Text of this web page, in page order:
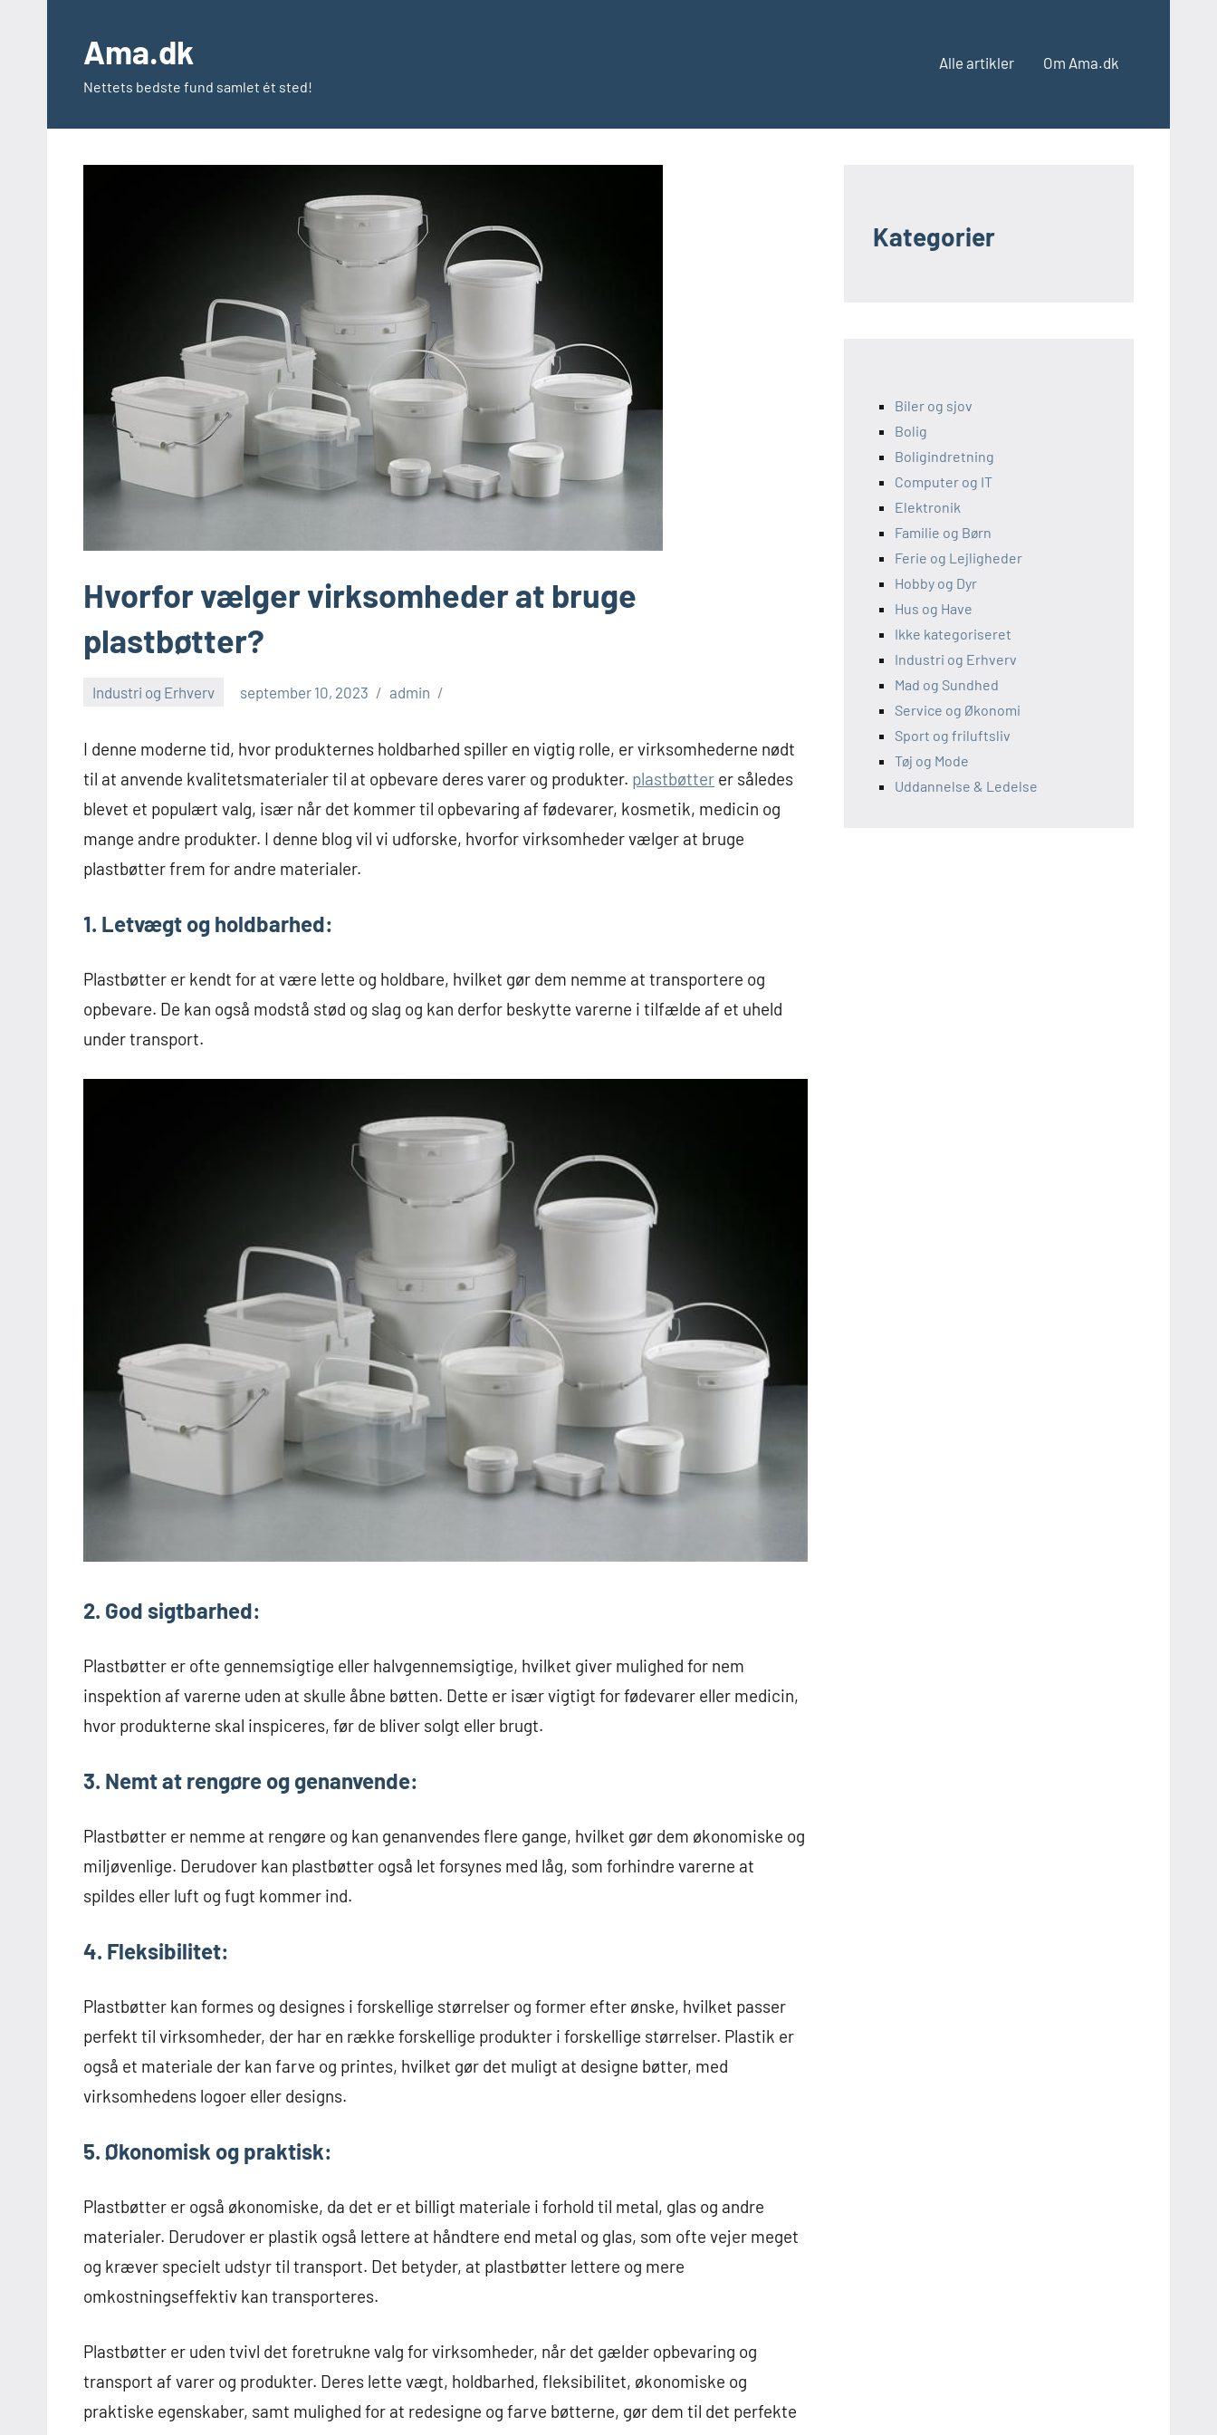
indholdAma.dk
Nettets bedste fund samlet ét sted!
Alle artikler Om Ama.dk
Hvorfor vælger virksomheder at bruge
plastbøtter?
Industri og Erhverv september 10, 2023 admin
I denne moderne tid, hvor produkternes holdbarhed spiller en vigtig rolle, er virksomhederne nødt
til at anvende kvalitetsmaterialer til at opbevare deres varer og produkter. plastbøtter er således
blevet et populært valg, især når det kommer til opbevaring af fødevarer, kosmetik, medicin og
mange andre produkter. I denne blog vil vi udforske, hvorfor virksomheder vælger at bruge
plastbøtter frem for andre materialer.
1. Letvægt og holdbarhed:
Plastbøtter er kendt for at være lette og holdbare, hvilket gør dem nemme at transportere og
opbevare. De kan også modstå stød og slag og kan derfor beskytte varerne i tilfælde af et uheld
under transport.
2. God sigtbarhed:
Plastbøtter er ofte gennemsigtige eller halvgennemsigtige, hvilket giver mulighed for nem
inspektion af varerne uden at skulle åbne bøtten. Dette er især vigtigt for fødevarer eller medicin,
hvor produkterne skal inspiceres, før de bliver solgt eller brugt.
3. Nemt at rengøre og genanvende:
Plastbøtter er nemme at rengøre og kan genanvendes flere gange, hvilket gør dem økonomiske og
miljøvenlige. Derudover kan plastbøtter også let forsynes med låg, som forhindre varerne at
spildes eller luft og fugt kommer ind.
4. Fleksibilitet:
Plastbøtter kan formes og designes i forskellige størrelser og former efter ønske, hvilket passer
perfekt til virksomheder, der har en række forskellige produkter i forskellige størrelser. Plastik er
også et materiale der kan farve og printes, hvilket gør det muligt at designe bøtter, med
virksomhedens logoer eller designs.
5. Økonomisk og praktisk:
Plastbøtter er også økonomiske, da det er et billigt materiale i forhold til metal, glas og andre
materialer. Derudover er plastik også lettere at håndtere end metal og glas, som ofte vejer meget
og kræver specielt udstyr til transport. Det betyder, at plastbøtter lettere og mere
omkostningseffektiv kan transporteres.
Plastbøtter er uden tvivl det foretrukne valg for virksomheder, når det gælder opbevaring og
transport af varer og produkter. Deres lette vægt, holdbarhed, fleksibilitet, økonomiske og
praktiske egenskaber, samt mulighed for at redesigne og farve bøtterne, gør dem til det perfekte
Kategorier
Biler og sjov
Bolig
Boligindretning
Computer og IT
Elektronik
Familie og Børn
Ferie og Lejligheder
Hobby og Dyr
Hus og Have
Ikke kategoriseret
Industri og Erhverv
Mad og Sundhed
Service og Økonomi
Sport og friluftsliv
Tøj og Mode
Uddannelse & Ledelse